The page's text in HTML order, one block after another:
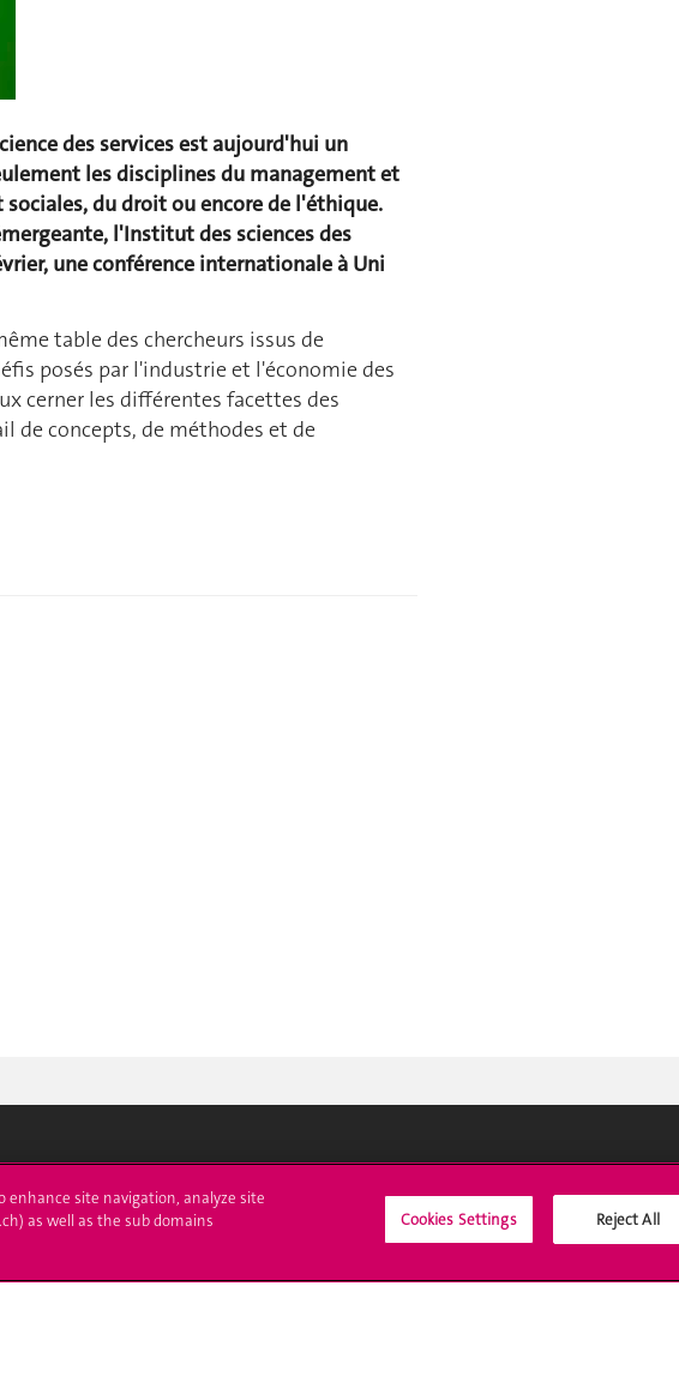
des services est aujourd'hui un
les disciplines du management et
du droit ou encore de l'éthique.
l'Institut des sciences des
une conférence internationale à Uni
table des chercheurs issus de
posés par l'industrie et l'économie des
cerner les différentes facettes des
de concepts, de méthodes et de
L'UNIGE vous informe
Médias
enhance site navigation, analyze site
as well as the sub domains
Cookies Settings Reject All